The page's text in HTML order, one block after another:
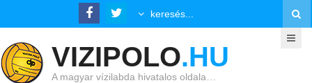
VIZIPOLO.HU
A magyar vízilabda hivatalos oldala…